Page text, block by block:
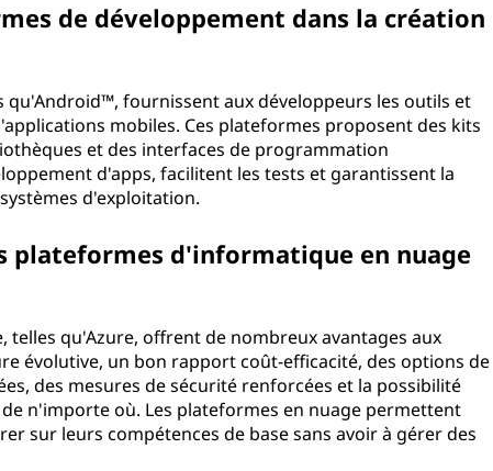
de développement dans la création
qu'Android™, fournissent aux développeurs les outils et
mobiles. Ces plateformes proposent des kits
et des interfaces de programmation
d'apps, facilitent les tests et garantissent la
d'exploitation.
plateformes d'informatique en nuage
qu'Azure, offrent de nombreux avantages aux
évolutive, un bon rapport coût-efficacité, des options de
des mesures de sécurité renforcées et la possibilité
n'importe où. Les plateformes en nuage permettent
sur leurs compétences de base sans avoir à gérer des